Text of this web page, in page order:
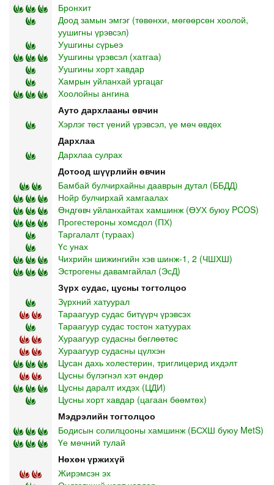
Бронхит
Доод замын эмгэг (төвөнхи, мөгөөрсөн хоолой,
уушигны үрэвсэл)
Уушгины сүрьеэ
Уушгины үрэвсэл (хатгаа)
Уушгины хорт хавдар
Хамрын уйланхай ургацаг
Хоолойны ангина
Ауто дархлааны өвчин
Хэрлэг төст үений үрэвсэл, үе мөч өвдөх
Дархлаа
Дархлаа сулрах
Дотоод шүүрлийн өвчин
Бамбай булчирхайны дааврын дутал (ББДД)
Нойр булчирхай хамгаалах
Өндгөвч уйланхайтах хамшинж (ӨУХ буюу PCOS)
Прогестероны хомсдол (ПХ)
Таргалалт (тураах)
Үс унах
Чихрийн шижингийн хэв шинж-1, 2 (ЧШХШ)
Эстрогены давамгайлал (ЭсД)
Зүрх судас, цусны тогтолцоо
Зүрхний хатуурал
Тараагуур судас битүүрч үрэвсэх
Тараагуур судас тостон хатуурах
Хураагуур судасны бөглөөтөс
Хураагуур судасны цүлхэн
Цусан дахь холестерин, триглицерид ихдэлт
Цусны бүлэгнэл хэт өндөр
Цусны даралт ихдэх (ЦДИ)
Цусны хорт хавдар (цагаан бөөмтөх)
Мэдрэлийн тогтолцоо
Бодисын солилцооны хамшинж (БСХШ буюу MetS)
Үе мөчний тулай
Нөхөн үржихүй
Жирэмсэн эх